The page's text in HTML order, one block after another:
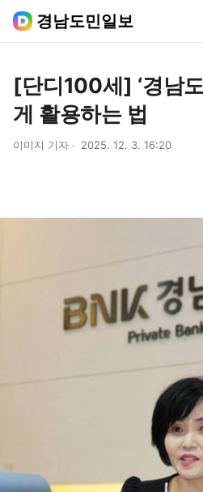
경남도민일보
[단디100세] ‘경남
게 활용하는 법
이미지 기자 2025. 12. 3. 16:20